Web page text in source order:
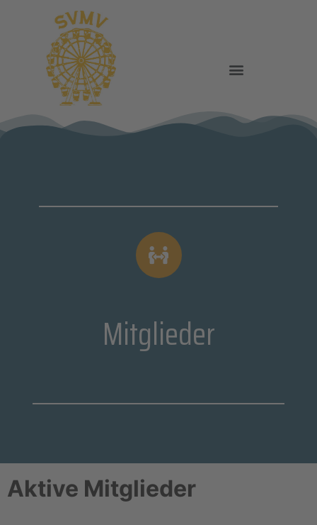
Mitglieder
Aktive Mitglieder